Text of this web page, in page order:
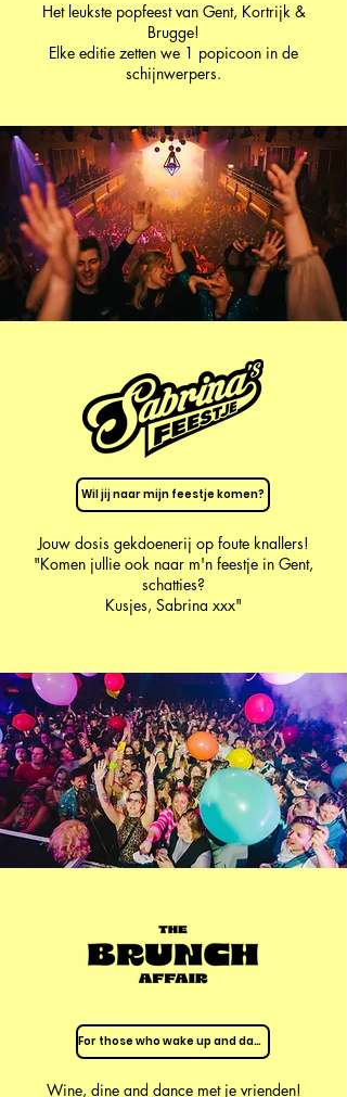
Het leukste popfeest van Gent, Kortrijk &
Brugge!
Elke editie zetten we 1 popicoon in de
schijnwerpers.
Wil jij naar mijn feestje komen?
Jouw dosis gekdoenerij op foute knallers!
"Komen jullie ook naar m'n feestje in Gent,
schatties?
Kusjes, Sabrina xxx"
For those who wake up and dance!
Wine, dine and dance met je vrienden!